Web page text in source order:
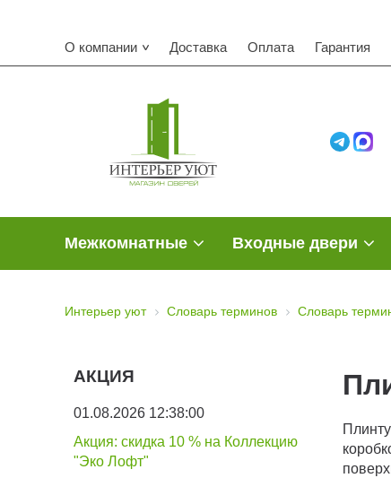
О компании Доставка Оплата Гарантия
Межкомнатные Входные двери
Интерьер уют Словарь терминов Словарь
АКЦИЯ
01.08.2026 12:38:00
Акция: скидка 10 % на Коллекцию
"Эко Лофт"